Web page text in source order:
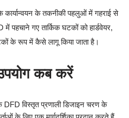
के तकनीकी पहलुओं में गहराई से
पहचाने गए तार्किक घटकों को हार्डवेयर,
के रूप में कैसे लागू किया जाता है।
कब करें
DFD विस्तृत प्रणाली डिजाइन चरण के